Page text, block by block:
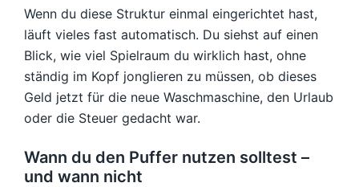
Wenn du diese Struktur einmal eingerichtet hast,
läuft vieles fast automatisch. Du siehst auf einen
Blick, wie viel Spielraum du wirklich hast, ohne
ständig im Kopf jonglieren zu müssen, ob dieses
Geld jetzt für die neue Waschmaschine, den Urlaub
oder die Steuer gedacht war.
Wann du den Puffer nutzen solltest –
und wann nicht